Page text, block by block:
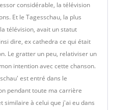
considérable, la télévision
Et le Tagesschau, la plus
télévision, avait un statut
dire, ex cathedra ce qui était
Le gratter un peu, relativiser un
intention avec cette chanson.
est entré dans le
pendant toute ma carrière
similaire à celui que j'ai eu dans